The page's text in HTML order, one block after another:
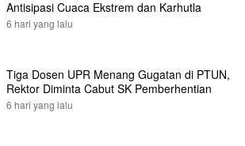
Antisipasi Cuaca Ekstrem dan Karhutla
6 hari yang lalu
Tiga Dosen UPR Menang Gugatan di PTUN,
Rektor Diminta Cabut SK Pemberhentian
6 hari yang lalu